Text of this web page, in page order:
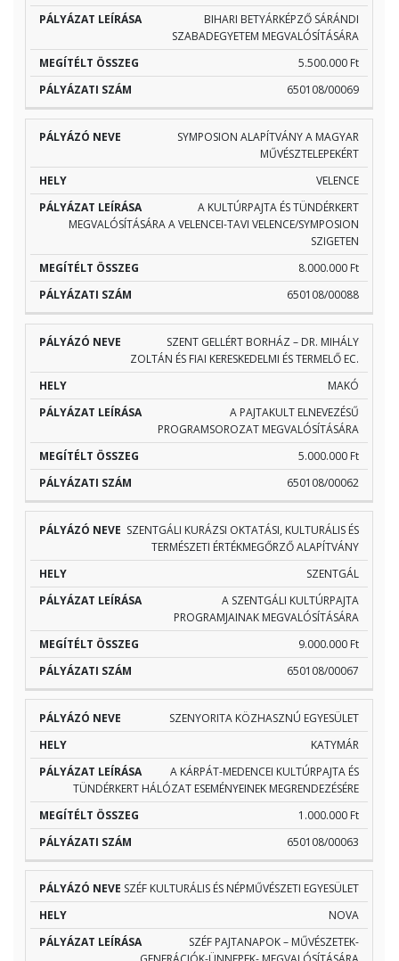
BIHARI BETYÁRKÉPZŐ SÁRÁNDI
SZABADEGYETEM MEGVALÓSÍTÁSÁRA
5.500.000 Ft
650108/00069
SYMPOSION ALAPÍTVÁNY A MAGYAR
MŰVÉSZTELEPEKÉRT
VELENCE
A KULTÚRPAJTA ÉS TÜNDÉRKERT
MEGVALÓSÍTÁSÁRA A VELENCEI-TAVI VELENCE/SYMPOSION
SZIGETEN
8.000.000 Ft
650108/00088
SZENT GELLÉRT BORHÁZ – DR. MIHÁLY
ZOLTÁN ÉS FIAI KERESKEDELMI ÉS TERMELŐ EC.
MAKÓ
A PAJTAKULT ELNEVEZÉSŰ
PROGRAMSOROZAT MEGVALÓSÍTÁSÁRA
5.000.000 Ft
650108/00062
SZENTGÁLI KURÁZSI OKTATÁSI, KULTURÁLIS ÉS
TERMÉSZETI ÉRTÉKMEGŐRZŐ ALAPÍTVÁNY
SZENTGÁL
A SZENTGÁLI KULTÚRPAJTA
PROGRAMJAINAK MEGVALÓSÍTÁSÁRA
9.000.000 Ft
650108/00067
SZENYORITA KÖZHASZNÚ EGYESÜLET
KATYMÁR
A KÁRPÁT-MEDENCEI KULTÚRPAJTA ÉS
TÜNDÉRKERT HÁLÓZAT ESEMÉNYEINEK MEGRENDEZÉSÉRE
1.000.000 Ft
650108/00063
SZÉF KULTURÁLIS ÉS NÉPMŰVÉSZETI EGYESÜLET
NOVA
SZÉF PAJTANAPOK – MŰVÉSZETEK-